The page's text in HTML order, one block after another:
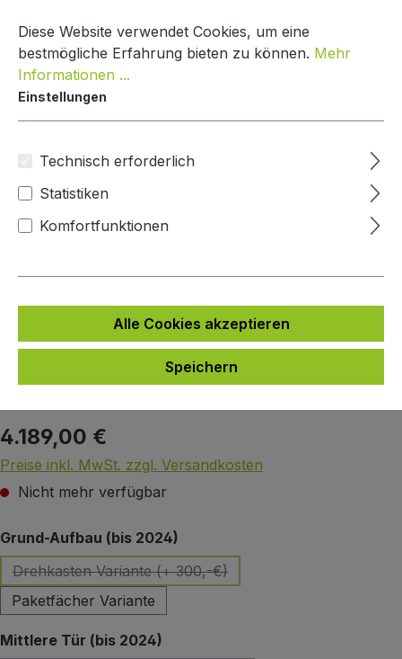
Paketkasten Nature Line
Mypaketkasten
Bildergalerie überspringen
Regulärer Preis:
4.189,00 €
Preise inkl. MwSt. zzgl. Versandkosten
Nicht mehr verfügbar
Grund-Aufbau (bis 2024)
Drehkasten Variante (+ 300,-€)
(Diese Option ist zurzeit nicht verfügbar.)
Paketfächer Variante
Mittlere Tür (bis 2024)
Diese Website verwendet Cookies, um eine
bestmögliche Erfahrung bieten zu können. Mehr
Informationen ...
Einstellungen
Technisch erforderlich
Statistiken
Komfortfunktionen
Alle Cookies akzeptieren
Speichern